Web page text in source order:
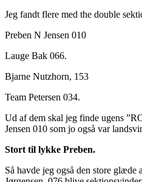
Jeg fandt flere med the double
Preben N Jensen 010
Lauge Bak 066.
Bjarne Nutzhorn, 153
Team Petersen 034.
Ud af dem skal jeg finde ugens
Jensen 010 som jo også var
Stort til lykke Preben.
Så havde jeg også den store